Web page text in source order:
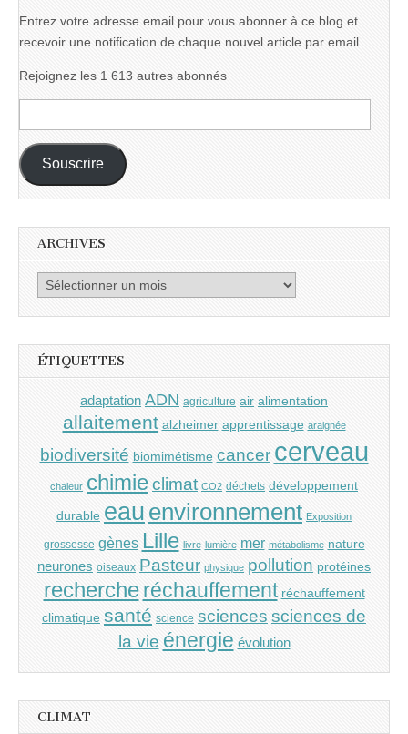
Entrez votre adresse email pour vous abonner à ce blog et
recevoir une notification de chaque nouvel article par email.
Rejoignez les 1 613 autres abonnés
e-
mail :
Souscrire
ARCHIVES
Archives
ÉTIQUETTES
adaptation ADN agriculture air alimentation
allaitement alzheimer apprentissage araignée
biodiversité biomimétisme cancer cerveau
chaleur chimieclimat CO2 déchets développement
durable eau environnement Exposition
grossesse gènes Lille livre lumière mer métabolisme nature
neurones oiseaux Pasteur physique pollution protéines
recherche réchauffement réchauffement
climatique santé science sciences sciences de
la vie énergie évolution
CLIMAT